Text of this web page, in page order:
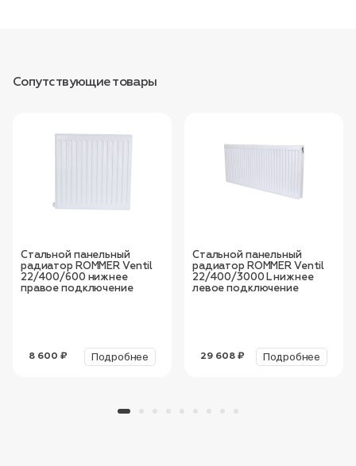
Сопутствующие товары
Стальной панельный
радиатор ROMMER Ventil
22/400/600 нижнее
правое подключение
8 600 ₽ Подробнее
Стальной панельный
радиатор ROMMER Ventil
22/400/3000 L нижнее
левое подключение
29 608 ₽ Подробнее